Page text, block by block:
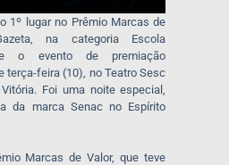
1º lugar no Prêmio Marcas de
na categoria Escola
e o evento de premiação
terça-feira (10), no Teatro Sesc
Foi uma noite especial,
da marca Senac no Espírito
Marcas de Valor, que teve